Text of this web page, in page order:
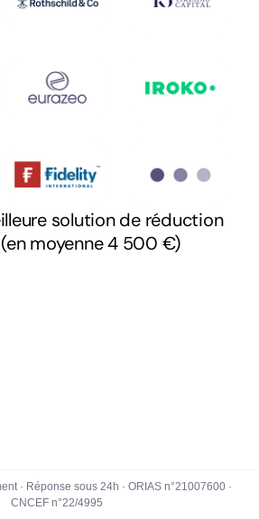
· Réponse sous 24h · ORIAS n°21007600 ·
CNCEF n°22/4995